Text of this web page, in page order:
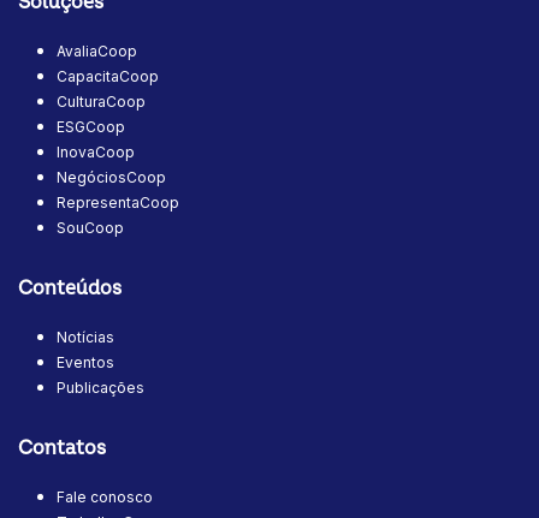
AvaliaCoop
CapacitaCoop
CulturaCoop
ESGCoop
InovaCoop
NegóciosCoop
RepresentaCoop
SouCoop
Conteúdos
Notícias
Eventos
Publicações
Contatos
Fale conosco